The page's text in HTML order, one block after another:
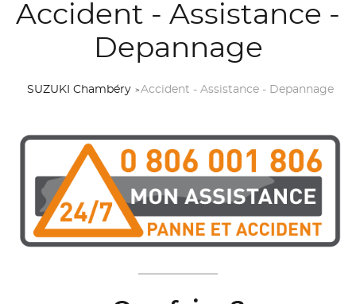
Accident - Assistance -
Depannage
SUZUKI Chambéry Accident - Assistance - Depannage